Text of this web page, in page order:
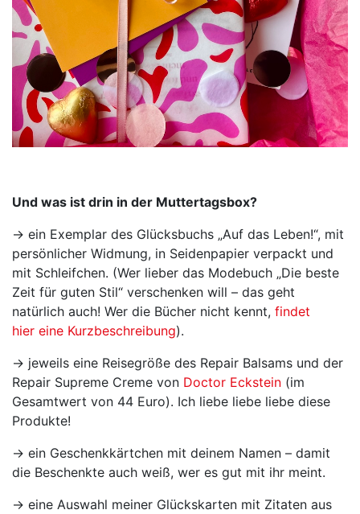
Und was ist drin in der Muttertagsbox?
→ ein Exemplar des Glücksbuchs „Auf das Leben!“, mit
persönlicher Widmung, in Seidenpapier verpackt und
mit Schleifchen. (Wer lieber das Modebuch „Die beste
Zeit für guten Stil“ verschenken will – das geht
natürlich auch! Wer die Bücher nicht kennt, findet
hier eine Kurzbeschreibung).
→ jeweils eine Reisegröße des Repair Balsams und der
Repair Supreme Creme von Doctor Eckstein (im
Gesamtwert von 44 Euro). Ich liebe liebe liebe diese
Produkte!
→ ein Geschenkkärtchen mit deinem Namen – damit
die Beschenkte auch weiß, wer es gut mit ihr meint.
→ eine Auswahl meiner Glückskarten mit Zitaten aus